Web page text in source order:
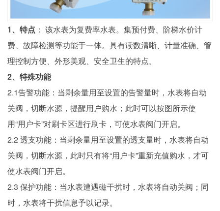
1、特点 ： 该水表为复费率水表。集预付费、阶梯水价计
费、故障检测等功能于一体。具有读数清晰、计量准确、管
理控制方便、外形美观、安全卫生的特点。
2、特殊功能
2.1告警功能：当剩余量用至设置的告警量时，水表将自动
关阀，切断水源，提醒用户购水；此时可以按图所示使
用“用户卡”对刷卡区进行刷卡，可使水表阀门开启。
2.2 透支功能：当剩余量用至设置的透支量时，水表将自动
关阀，切断水源，此时只有将“用户卡”重新充值购水，才可
使水表阀门开启。
2.3 保护功能：当水表遭遇磁干扰时，水表将自动关阀；同
时，水表将干扰信息予以记录。